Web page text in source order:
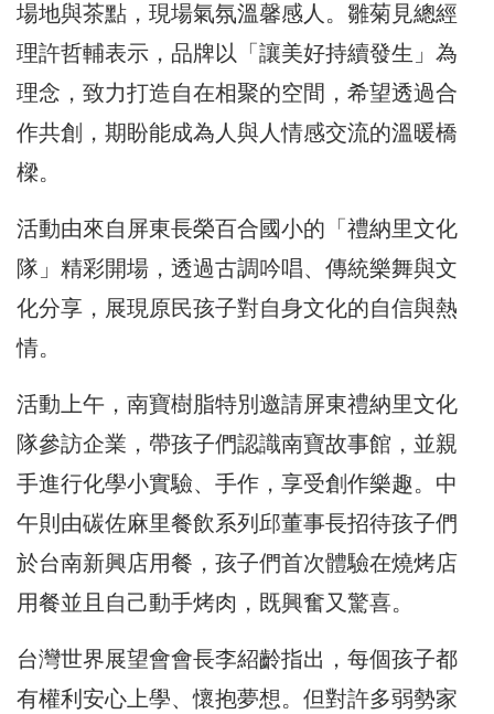
場地與茶點，現場氣氛溫馨感人。雛菊見總經
理許哲輔表示，品牌以「讓美好持續發生」為
理念，致力打造自在相聚的空間，希望透過合
作共創，期盼能成為人與人情感交流的溫暖橋
樑。
活動由來自屏東長榮百合國小的「禮納里文化
隊」精彩開場，透過古調吟唱、傳統樂舞與文
化分享，展現原民孩子對自身文化的自信與熱
情。
活動上午，南寶樹脂特別邀請屏東禮納里文化
隊參訪企業，帶孩子們認識南寶故事館，並親
手進行化學小實驗、手作，享受創作樂趣。中
午則由碳佐麻里餐飲系列邱董事長招待孩子們
於台南新興店用餐，孩子們首次體驗在燒烤店
用餐並且自己動手烤肉，既興奮又驚喜。
台灣世界展望會會長李紹齡指出，每個孩子都
有權利安心上學、懷抱夢想。但對許多弱勢家